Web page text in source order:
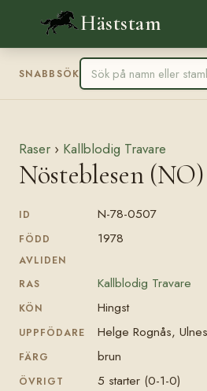
Häststam
SNABBSÖK
Raser › Kallblodig Travare
Nösteblesen (NO)
ID N-78-0507
FÖDD 1978
AVLIDEN
RAS
Kallblodig Travare
KÖN Hingst
UPPFÖDARE Helge Rognås,
FÄRG brun
ÖVRIGT
5 starter (0-1-0)